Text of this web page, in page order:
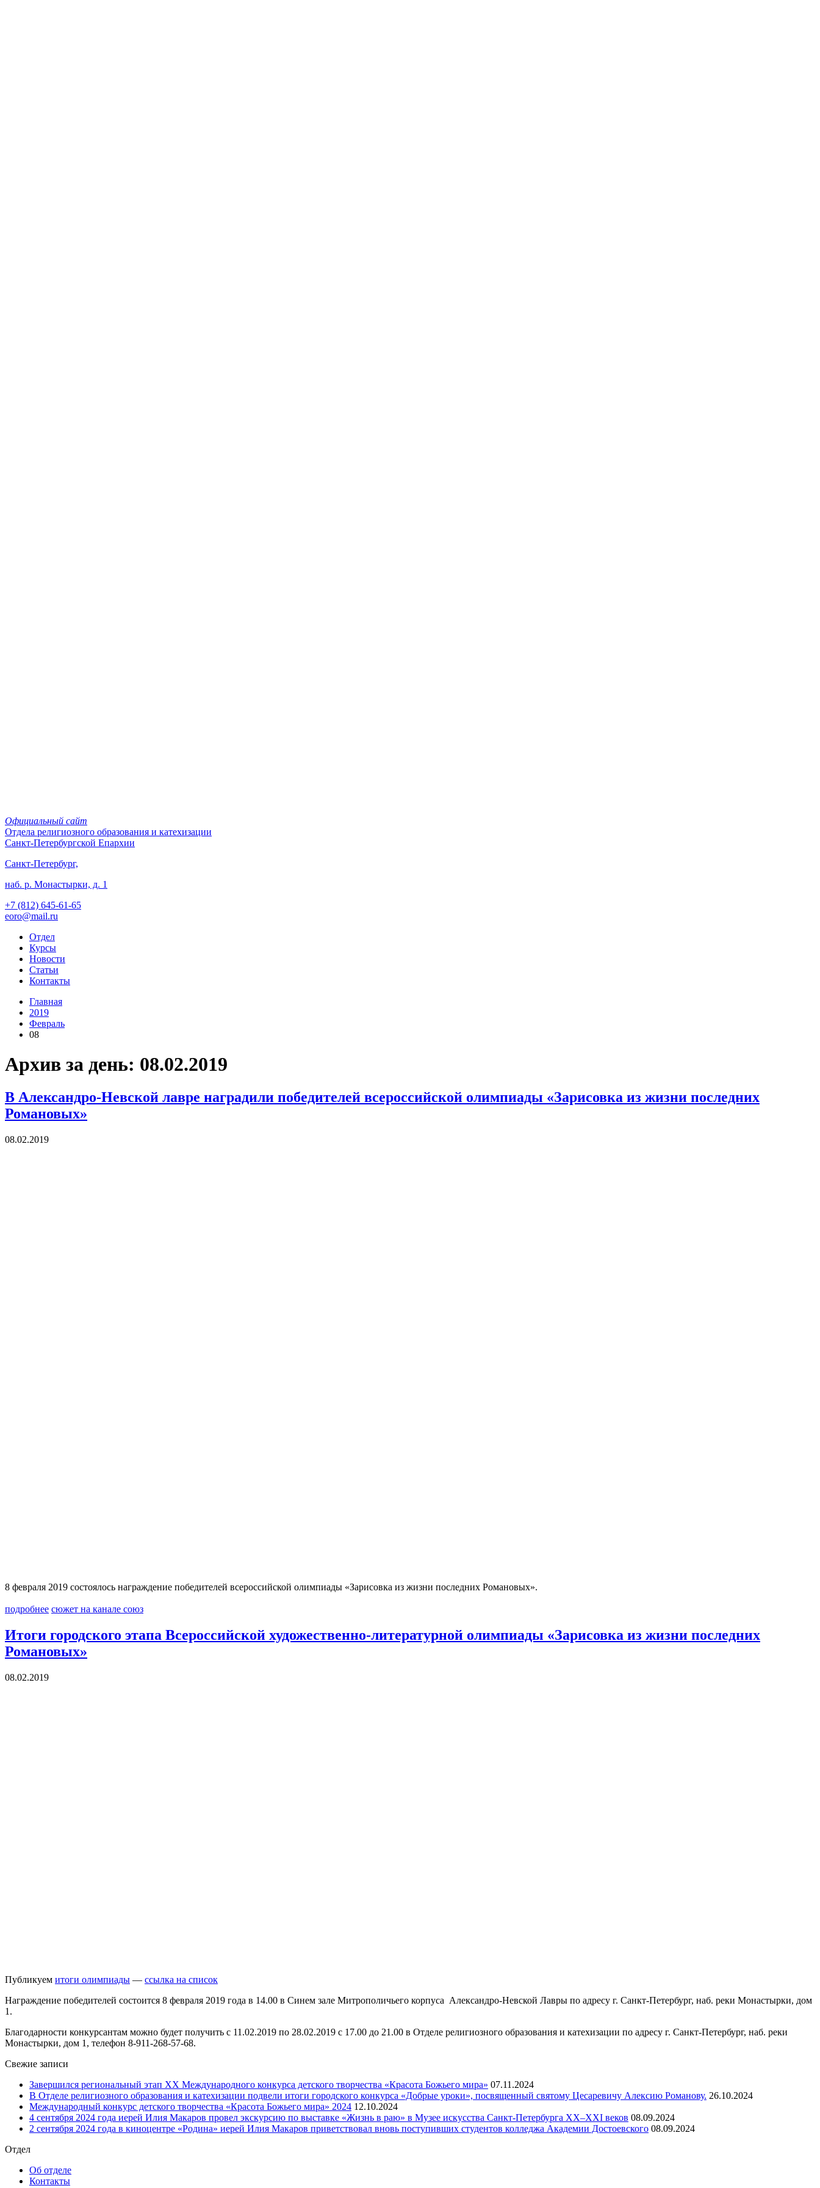
Официальный сайт
Отдела религиозного образования и катехизации
Санкт-Петербургской Епархии
Санкт-Петербург,
наб. р. Монастырки, д. 1
+7 (812) 645-61-65
eoro@mail.ru
Отдел
Курсы
Новости
Статьи
Контакты
Главная
2019
Февраль
08
Архив за день: 08.02.2019
В Александро-Невской лавре наградили победителей всероссийской олимпиады «Зарисовка из жизни последних
Романовых»
08.02.2019
8 февраля 2019 состоялось награждение победителей всероссийской олимпиады «Зарисовка из жизни последних Романовых».
подробнее сюжет на канале союз
Итоги городского этапа Всероссийской художественно-литературной олимпиады «Зарисовка из жизни последних
Романовых»
08.02.2019
Публикуем итоги олимпиады — ссылка на список
Награждение победителей состоится 8 февраля 2019 года в 14.00 в Синем зале Митрополичьего корпуса Александро-Невской Лавры по адресу г. Санкт-Петербург, наб. реки Монастырки, дом
1.
Благодарности конкурсантам можно будет получить с 11.02.2019 по 28.02.2019 с 17.00 до 21.00 в Отделе религиозного образования и катехизации по адресу г. Санкт-Петербург, наб. реки
Монастырки, дом 1, телефон 8-911-268-57-68.
Свежие записи
Завершился региональный этап XX Международного конкурса детского творчества «Красота Божьего мира» 07.11.2024
В Отделе религиозного образования и катехизации подвели итоги городского конкурса «Добрые уроки», посвященный святому Цесаревичу Алексию Романову. 26.10.2024
Международный конкурс детского творчества «Красота Божьего мира» 2024 12.10.2024
4 сентября 2024 года иерей Илия Макаров провел экскурсию по выставке «Жизнь в раю» в Музее искусства Санкт-Петербурга XX–XXI веков 08.09.2024
2 сентября 2024 года в киноцентре «Родина» иерей Илия Макаров приветствовал вновь поступивших студентов колледжа Академии Достоевского 08.09.2024
Отдел
Об отделе
Контакты